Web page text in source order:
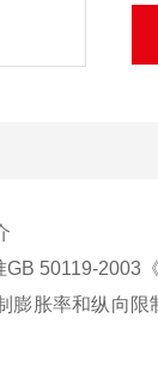
50119-2003
膨胀率和纵向